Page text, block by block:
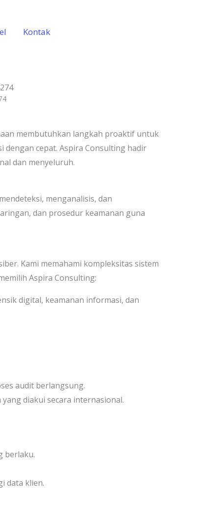
Kontak
membutuhkan langkah proaktif untuk
dengan cepat. Aspira Consulting hadir
dan menyeluruh.
menganalisis, dan
dan prosedur keamanan guna
Kami memahami kompleksitas sistem
Aspira Consulting:
digital, keamanan informasi, dan
audit berlangsung.
diakui secara internasional.
berlaku.
data klien.